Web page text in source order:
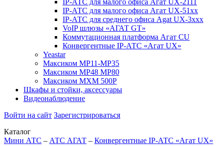
IP-АТС для малого офиса Агат UX-2111
IP-АТС для малого офиса Агат UX-51xx
IP-АТС для среднего офиса Agat UX-3xxx
VoIP шлюзы «АГАТ GT»
Коммутационная платформа Агат CU
Конвергентные IP-АТС «Агат UX»
Yeastar
Максиком МР11-MP35
Максиком МР48 MP80
Максиком МХМ 500P
Шкафы и стойки, аксессуары
Видеонаблюдение
Войти на сайт Зарегистрироваться
Каталог
Мини АТС – АТС АГАТ – Конвергентные IP-АТС «Агат UX»